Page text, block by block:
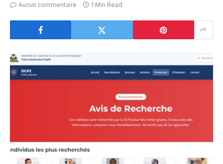
Aucun commentaire
1 Min Read